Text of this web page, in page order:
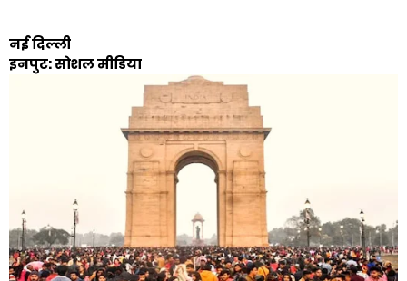
नई दिल्ली
इनपुट: सोशल मीडिया